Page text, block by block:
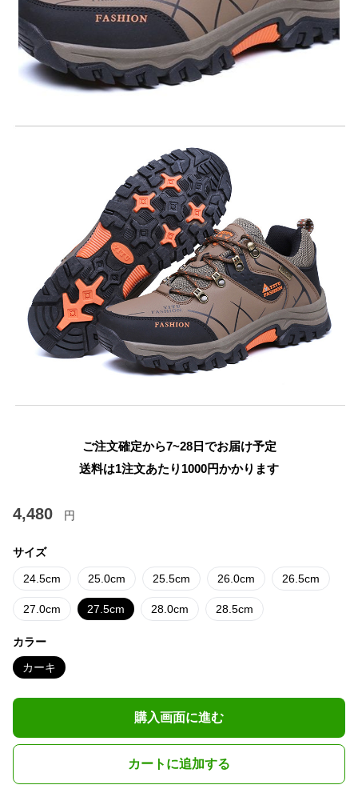
ご注文確定から7~28日でお届け予定
送料は1注文あたり 1000円かかります
4,480 円
サイズ
24.5cm 25.0cm 25.5cm 26.0cm 26.5cm
27.0cm 27.5cm 28.0cm 28.5cm
カラー
カーキ
購入画面に進む
カートに追加する